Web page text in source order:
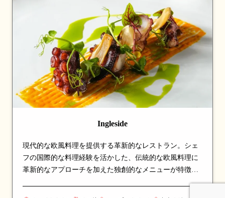
Ingleside
現代的な欧風料理を提供する革新的なレストラン。シェ
フの国際的な料理経験を活かした、伝統的な欧風料理に
革新的なアプローチを加えた独創的なメニューが特徴。
エレガントな空間で楽しむ、洗練されたダイニング体験